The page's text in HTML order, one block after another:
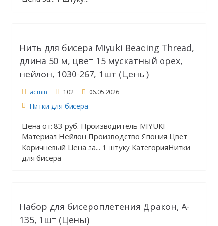
Нить для бисера Miyuki Beading Thread,
длина 50 м, цвет 15 мускатный орех,
нейлон, 1030-267, 1шт (Цены)
admin 102 06.05.2026
Нитки для бисера
Цена от: 83 руб. Производитель MIYUKI
Материал Нейлон Производство Япония Цвет
Коричневый Цена за... 1 штуку КатегорияНитки
для бисера
Набор для бисероплетения Дракон, A-
135, 1шт (Цены)